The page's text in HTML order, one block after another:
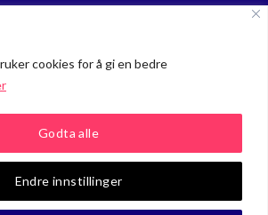
cookies for å gi en bedre
Endre innstillinger
Godta alle